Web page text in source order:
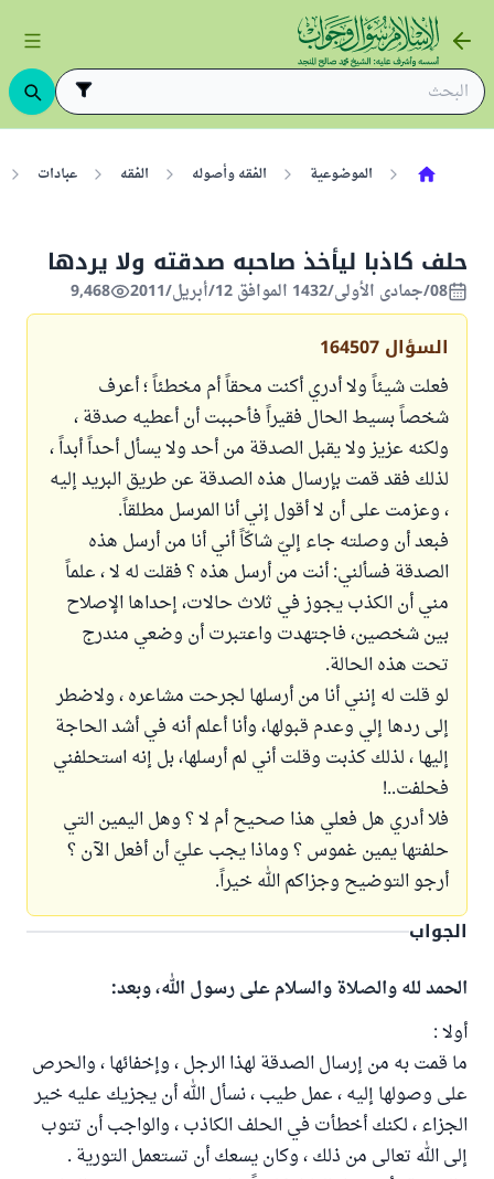
الموضوعية الفقه وأصوله الفقه عبادات
حلف كاذبا ليأخذ صاحبه صدقته ولا يردها
08/جمادى الأولى/1432 الموافق 12/أبريل/2011 9,468
السؤال 164507
فعلت شيئاً ولا أدري أكنت محقاً أم مخطئاً ؛ أعرف
شخصاً بسيط الحال فقيراً فأحببت أن أعطيه صدقة ،
ولكنه عزيز ولا يقبل الصدقة من أحد ولا يسأل أحداً أبداً ،
لذلك فقد قمت بإرسال هذه الصدقة عن طريق البريد إليه
، وعزمت على أن لا أقول إني أنا المرسل مطلقاً.
فبعد أن وصلته جاء إليّ شاكّاً أني أنا من أرسل هذه
الصدقة فسألني: أنت من أرسل هذه ؟ فقلت له لا ، علماً
مني أن الكذب يجوز في ثلاث حالات، إحداها الإصلاح
بين شخصين، فاجتهدت واعتبرت أن وضعي مندرج
تحت هذه الحالة.
لو قلت له إنني أنا من أرسلها لجرحت مشاعره ، ولاضطر
إلى ردها إلي وعدم قبولها، وأنا أعلم أنه في أشد الحاجة
إليها ، لذلك كذبت وقلت أني لم أرسلها، بل إنه استحلفني
فحلفت..!
فلا أدري هل فعلي هذا صحيح أم لا ؟ وهل اليمين التي
حلفتها يمين غموس ؟ وماذا يجب عليّ أن أفعل الآن ؟
أرجو التوضيح وجزاكم الله خيراً.
الجواب
الحمد لله والصلاة والسلام على رسول الله، وبعد:
أولا :
ما قمت به من إرسال الصدقة لهذا الرجل ، وإخفائها ، والحرص
على وصولها إليه ، عمل طيب ، نسأل الله أن يجزيك عليه خير
الجزاء ، لكنك أخطأت في الحلف الكاذب ، والواجب أن تتوب
إلى الله تعالى من ذلك ، وكان يسعك أن تستعمل التورية .